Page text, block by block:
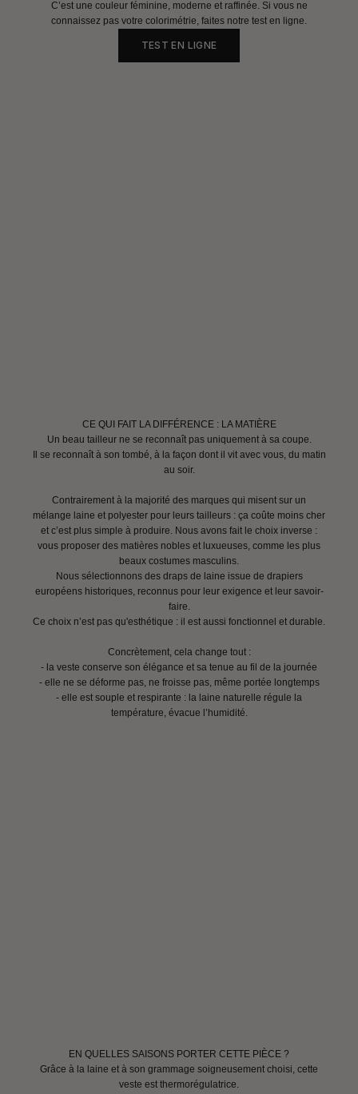
C’est une couleur féminine, moderne et raffinée. Si vous ne
connaissez pas votre colorimétrie, faites notre test en ligne.
TEST EN LIGNE
CE QUI FAIT LA DIFFÉRENCE : LA MATIÈRE
Un beau tailleur ne se reconnaît pas uniquement à sa coupe.
Il se reconnaît à son tombé, à la façon dont il vit avec vous, du matin
au soir.
Contrairement à la majorité des marques qui misent sur un
mélange laine et polyester pour leurs tailleurs : ça coûte moins cher
et c’est plus simple à produire. Nous avons fait le choix inverse :
vous proposer des matières nobles et luxueuses, comme les plus
beaux costumes masculins.
Nous sélectionnons des draps de laine issue de drapiers
européens historiques, reconnus pour leur exigence et leur savoir-
faire.
Ce choix n’est pas qu'esthétique : il est aussi fonctionnel et durable.
Concrètement, cela change tout :
- la veste conserve son élégance et sa tenue au fil de la journée
- elle ne se déforme pas, ne froisse pas, même portée longtemps
- elle est souple et respirante : la laine naturelle régule la
température, évacue l’humidité.
EN QUELLES SAISONS PORTER CETTE PIÈCE ?
Grâce à la laine et à son grammage soigneusement choisi, cette
veste est thermorégulatrice.